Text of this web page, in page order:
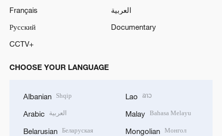
Français
العربية
Русский
Documentary
CCTV+
CHOOSE YOUR LANGUAGE
Albanian Shqip
Arabic العربية
Belarusian Беларуская
Lao ລາວ
Malay Bahasa Melayu
Mongolian Монгол